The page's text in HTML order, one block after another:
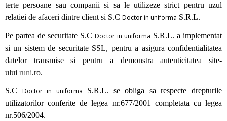
terte persoane sau companii si sa le utilizeze strict pentru uzul
relatiei de afaceri dintre client si S.C Doctor in uniforma S.R.L.
Pe partea de securitate S.C Doctor in uniforma S.R.L. a implementat
si un sistem de securitate SSL, pentru a asigura confidentialitatea
datelor transmise si pentru a demonstra autenticitatea site-
ului runi.ro.
S.C Doctor in uniforma S.R.L. se obliga sa respecte drepturile
utilizatorilor conferite de legea nr.677/2001 completata cu legea
nr.506/2004.